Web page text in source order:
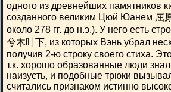
одного из древнейших памятников
созданного великим Цюй Юанем 屈
около 278 гг. до н.э.). У него есть
兮木叶下, из которых Вэнь убрал
получив 2-ю строку своего стиха.
т.к. хорошо образованные люди
наизусть, и подобные трюки
считались признаком истинно